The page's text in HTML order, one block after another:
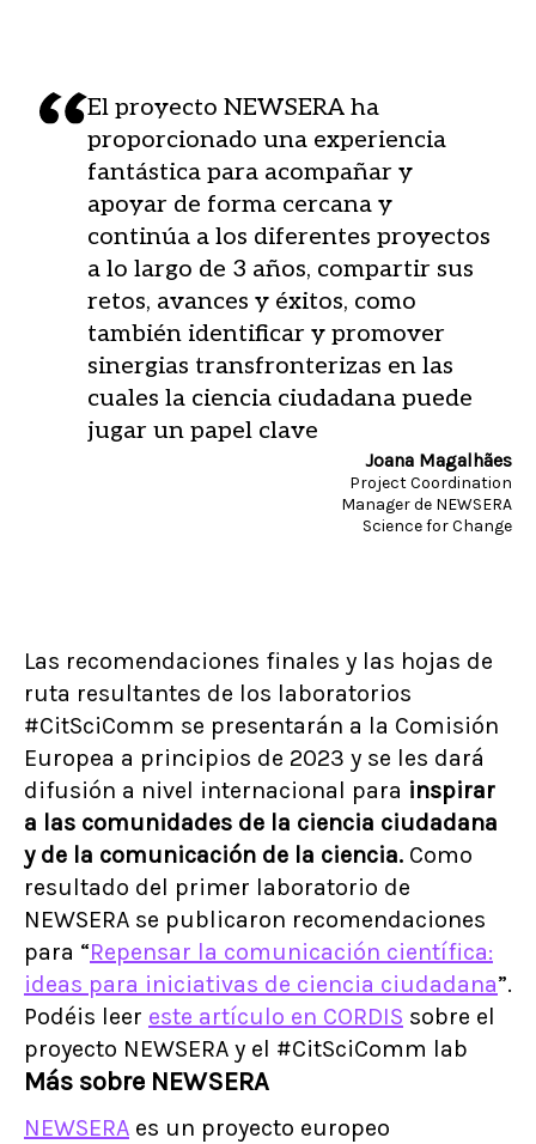
El proyecto NEWSERA ha
proporcionado una experiencia
fantástica para acompañar y
apoyar de forma cercana y
continúa a los diferentes proyectos
a lo largo de 3 años, compartir sus
retos, avances y éxitos, como
también identificar y promover
sinergias transfronterizas en las
cuales la ciencia ciudadana puede
jugar un papel clave
Joana Magalhães
Project Coordination
Manager de NEWSERA
Science for Change
Las recomendaciones finales y las hojas de
ruta resultantes de los laboratorios
#CitSciComm se presentarán a la Comisión
Europea a principios de 2023 y se les dará
difusión a nivel internacional para inspirar
a las comunidades de la ciencia ciudadana
y de la comunicación de la ciencia. Como
resultado del primer laboratorio de
NEWSERA se publicaron recomendaciones
para “Repensar la comunicación científica:
ideas para iniciativas de ciencia ciudadana”.
Podéis leer este artículo en CORDIS sobre el
proyecto NEWSERA y el #CitSciComm lab
Más sobre NEWSERA
NEWSERA es un proyecto europeo